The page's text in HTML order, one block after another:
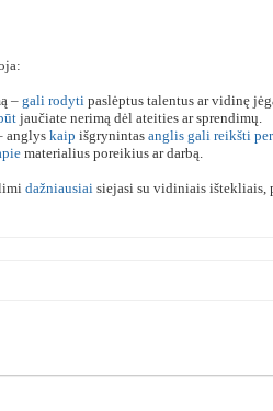
– gali rodyti paslėptus talentus ar vidinę
jaučiate nerimą dėl ateities ar sprendimų.
anglys kaip išgrynintas anglis gali reikšti
materialius poreikius ar darbą.
dažniausiai siejasi su vidiniais ištekliais,